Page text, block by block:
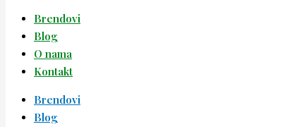
Brendovi
Blog
O nama
Kontakt
Brendovi
Blog